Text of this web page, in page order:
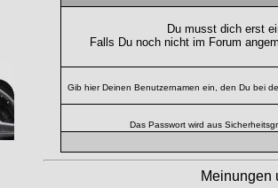
Du musst dich erst
Falls Du noch nicht im Forum
Gib hier Deinen Benutzernamen ein, den Du bei
Das Passwort wird aus
Meinungen